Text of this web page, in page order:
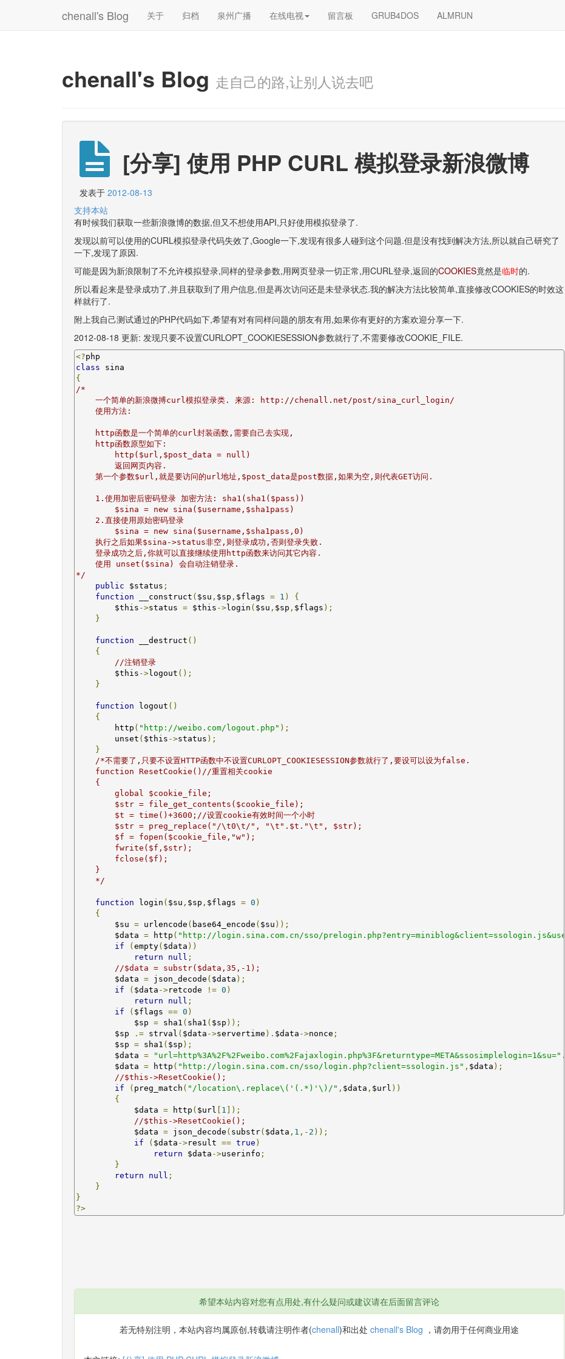
chenall's Blog 关于 归档 泉州广播 在线电视 留言板 GRUB4DOS ALMRUN
chenall's Blog 走自己的路,让别人说去吧
[分享] 使用 PHP CURL 模拟登录新浪微博
发表于 2012-08-13
支持本站
有时候我们获取一些新浪微博的数据,但又不想使用API,只好使用模拟登录了.
发现以前可以使用的CURL模拟登录代码失效了,Google一下,发现有很多人碰到这个问题.但是没有找到解决方法,所以就自己研究了
一下,发现了原因.
可能是因为新浪限制了不允许模拟登录,同样的登录参数,用网页登录一切正常,用CURL登录,返回的COOKIES竟然是临时的.
所以看起来是登录成功了,并且获取到了用户信息,但是再次访问还是未登录状态.我的解决方法比较简单,直接修改COOKIES的时效这
样就行了.
附上我自己测试通过的PHP代码如下,希望有对有同样问题的朋友有用,如果你有更好的方案欢迎分享一下.
2012-08-18 更新: 发现只要不设置CURLOPT_COOKIESESSION参数就行了,不需要修改COOKIE_FILE.
<?
class
{
/*
    一个简单的新浪微搏curl模拟登录类. 来源: http://chenall.net/post/sina_curl_login/
    使用方法:
    http函数是一个简单的curl封装函数,需要自己去实现,
    http函数原型如下:
        http($url,$post_data = null)
        返回网页内容.
    第一个参数$url,就是要访问的url地址,$post_data是post数据,如果为空,则代表GET访问.
    1.使用加密后密码登录 加密方法: sha1(sha1($pass))
        $sina = new sina($username,$sha1pass)
    2.直接使用原始密码登录
        $sina = new sina($username,$sha1pass,0)
    执行之后如果$sina->status非空,则登录成功,否则登录失败.
    登录成功之后,你就可以直接继续使用http函数来访问其它内容.
    使用 unset($sina) 会自动注销登录.
*/
public $status ;
function __construct ( $su , $sp , $flags = 1 )
{
        $this
->status = $this ->login ( $su , $sp , $flags );
}
function __destruct ()
{
//注销登录
        $this
->logout ();
}
function logout ()
{
        http
( "http://weibo.com/logout.php" );
        unset
( $this ->status );
}
/*不需要了,只要不设置HTTP函数中不设置CURLOPT_COOKIESESSION参数就行了,要设可以设为false.
    function ResetCookie()//重置相关cookie
    {
        global $cookie_file;
        $str = file_get_contents($cookie_file);
        $t = time()+3600;//设置cookie有效时间一个小时
        $str = preg_replace("/\t0\t/", "\t".$t."\t", $str);
        $f = fopen($cookie_file,"w");
        fwrite($f,$str);
        fclose($f);
    }
    */
function login ( $su , $sp , $flags = 0 )
{
        $su
= urlencode ( base64_encode ( $su ));
        $data
= http ( "http://login.sina.com.cn/sso/
if
( empty( $data ))
return
null ;
//$data = substr($data,35,-1);
        $data
= json_decode ( $data );
if
( $data ->retcode != 0 )
return
null ;
if
( $flags == 0 )
            $sp
= sha1 ( sha1 ( $sp ));
        $sp
.= strval ( $data ->servertime ). $data ->nonce ;
        $sp
= sha1 ( $sp );
        $data
= "url=http%3A%2F%2Fweibo.com%2Fajaxlogin.php%3F&returntype=META&ssosimplelogin=1&su=" .
        $data
= http ( "http://login.sina.com.cn/sso/login.php?client=ssologin.js" , $data );
//$this->ResetCookie();
if
( preg_match ( "/location\.replace\('(.*)'\)/" , $data , $url ))
{
            $data
= http ( $url 1 ]);
//$this->ResetCookie();
            $data
= json_decode ( substr( $data , 1 ,- 2 ));
if
( $data ->result == true )
return $data ->userinfo ;
}
return
null ;
}
}
?>
希望本站内容对您有点用处,有什么疑问或建议请在后面留言评论
若无特别注明，本站内容均属原创,转载请注明作者(chenall)和出处 chenall's Blog ，请勿用于任何商业用途